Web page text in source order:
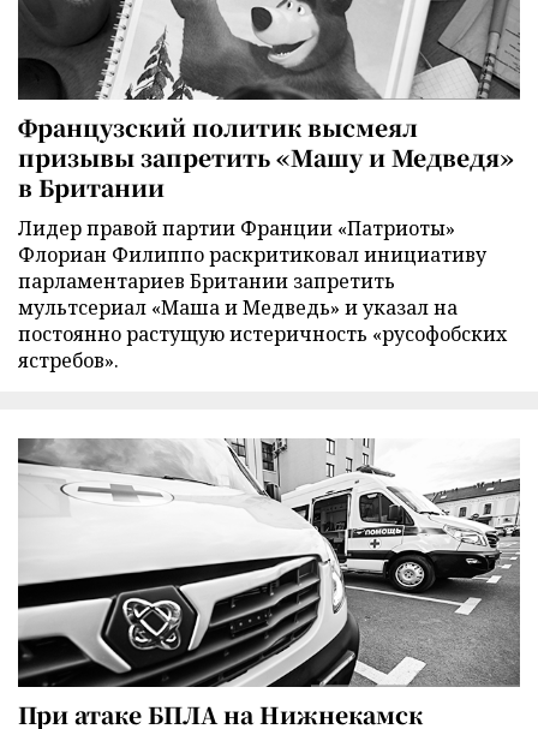
Французский политик высмеял
призывы запретить «Машу и Медведя»
в Британии
Лидер правой партии Франции «Патриоты»
Флориан Филиппо раскритиковал инициативу
парламентариев Британии запретить
мультсериал «Маша и Медведь» и указал на
постоянно растущую истеричность «русофобских
ястребов».
При атаке БПЛА на Нижнекамск